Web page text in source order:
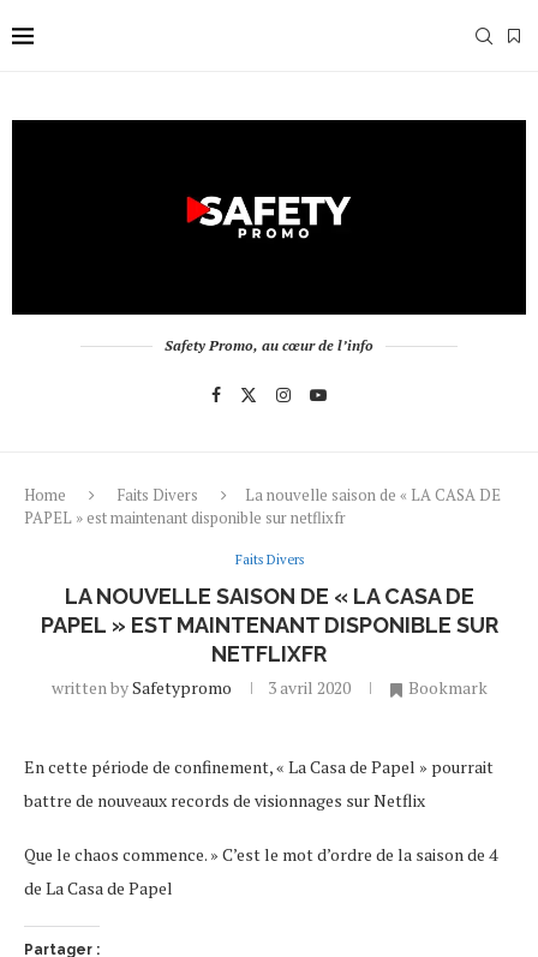
Safety Promo, au cœur de l’info
Home Faits Divers
La nouvelle saison de « LA CASA DE
PAPEL » est maintenant disponible sur netflixfr
Faits Divers
LA NOUVELLE SAISON DE « LA CASA DE
PAPEL » EST MAINTENANT DISPONIBLE SUR
NETFLIXFR
written bySafetypromo 3 avril 2020 Bookmark
En cette période de confinement, « La Casa de Papel » pourrait
battre de nouveaux records de visionnages sur Netflix
Que le chaos commence. » C’est le mot d’ordre de la saison de 4
de La Casa de Papel
Partager :